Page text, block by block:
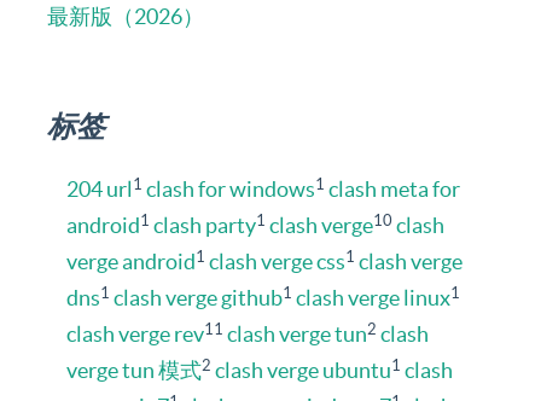
最新版（2026）
标签
204 url 1 clash for windows1 clash meta for
android1 clash party1 clash verge10 clash
verge android1 clash verge css1 clash verge
dns1 clash verge github1 clash verge linux1
clash verge rev11 clash verge tun2 clash
verge tun 模式2 clash verge ubuntu1 clash